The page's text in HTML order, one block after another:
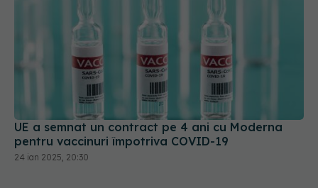
UE a semnat un contract pe 4 ani cu Moderna
pentru vaccinuri împotriva COVID-19
24 ian 2025, 20:30